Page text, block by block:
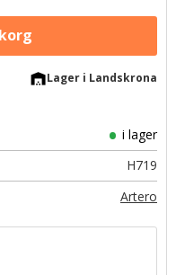
warehouseLager i Landskrona
i lager
H719
Artero